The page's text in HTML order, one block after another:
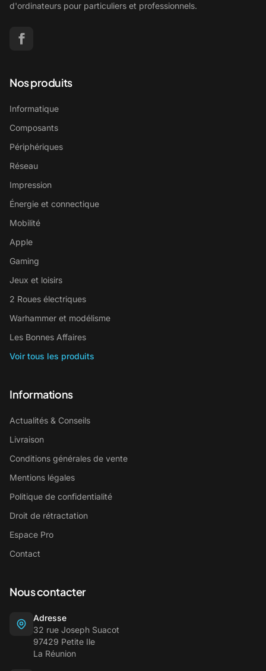
d'ordinateurs pour particuliers et professionnels.
Nos produits
Informatique
Composants
Périphériques
Réseau
Impression
Énergie et connectique
Mobilité
Apple
Gaming
Jeux et loisirs
2 Roues électriques
Warhammer et modélisme
Les Bonnes Affaires
Voir tous les produits
Informations
Actualités & Conseils
Livraison
Conditions générales de vente
Mentions légales
Politique de confidentialité
Droit de rétractation
Espace Pro
Contact
Nous contacter
Adresse
32 rue Joseph Suacot
97429 Petite Ile
La Réunion